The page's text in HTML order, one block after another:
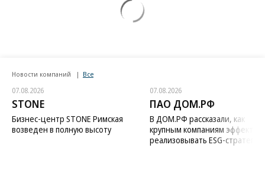
Новости компаний Все
07.08.2026
STONE
Бизнес-центр STONE Римская
возведен в полную высоту
07.08.2026
ПАО ДОМ.РФ
В ДОМ.РФ рассказали, как
крупным компаниям
реализовывать ESG-стратегию